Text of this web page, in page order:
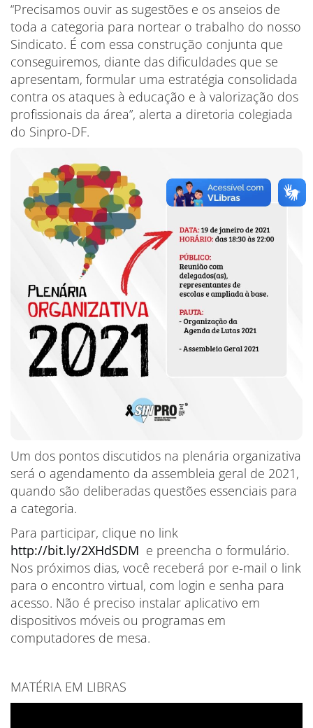
“Precisamos ouvir as sugestões e os anseios de
toda a categoria para nortear o trabalho do nosso
Sindicato. É com essa construção conjunta que
conseguiremos, diante das dificuldades que se
apresentam, formular uma estratégia consolidada
contra os ataques à educação e à valorização dos
profissionais da área”, alerta a diretoria colegiada
do Sinpro-DF.
Um dos pontos discutidos na plenária organizativa
será o agendamento da assembleia geral de 2021,
quando são deliberadas questões essenciais para
a categoria.
Para participar, clique no link
http://bit.ly/2XHdSDM e preencha o formulário.
Nos próximos dias, você receberá por e-mail o link
para o encontro virtual, com login e senha para
acesso. Não é preciso instalar aplicativo em
dispositivos móveis ou programas em
computadores de mesa.
MATÉRIA EM LIBRAS